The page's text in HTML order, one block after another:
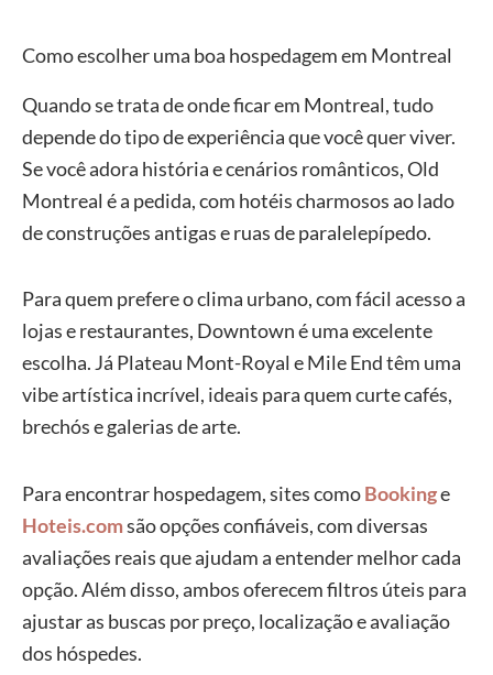
Como escolher uma boa hospedagem em Montreal
Quando se trata de onde ficar em Montreal, tudo
depende do tipo de experiência que você quer viver.
Se você adora história e cenários românticos, Old
Montreal é a pedida, com hotéis charmosos ao lado
de construções antigas e ruas de paralelepípedo.
Para quem prefere o clima urbano, com fácil acesso a
lojas e restaurantes, Downtown é uma excelente
escolha. Já Plateau Mont-Royal e Mile End têm uma
vibe artística incrível, ideais para quem curte cafés,
brechós e galerias de arte.
Para encontrar hospedagem, sites comoBookinge
Hoteis.comsão opções confiáveis, com diversas
avaliações reais que ajudam a entender melhor cada
opção. Além disso, ambos oferecem filtros úteis para
ajustar as buscas por preço, localização e avaliação
dos hóspedes.